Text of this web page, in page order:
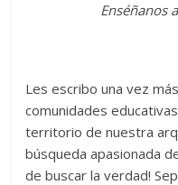
Enséñanos
Les escribo una vez
comunidades
territorio de nuestra
búsqueda apasionada
de buscar la verdad!